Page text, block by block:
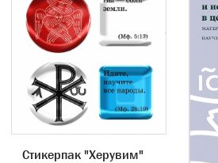
Стикерпак "Херувим"